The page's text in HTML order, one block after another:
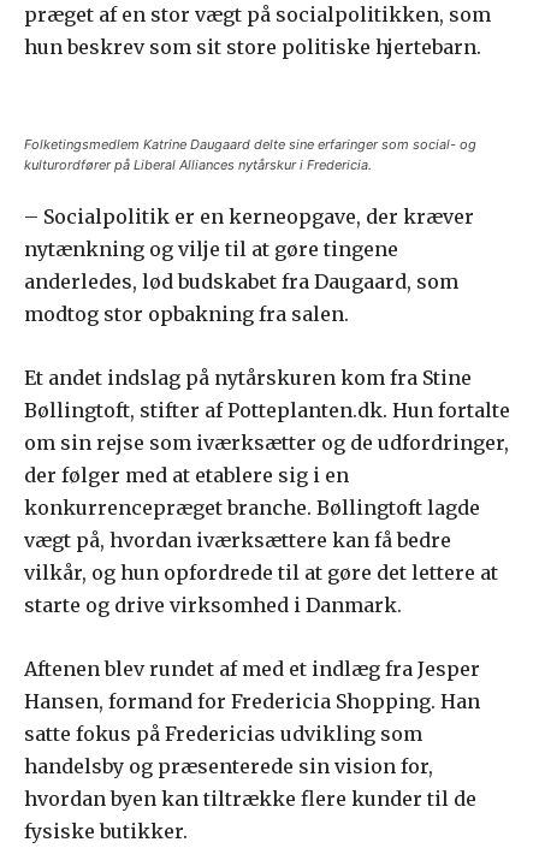
præget af en stor vægt på socialpolitikken, som
hun beskrev som sit store politiske hjertebarn.
Folketingsmedlem Katrine Daugaard delte sine erfaringer som social- og
kulturordfører på Liberal Alliances nytårskur i Fredericia.
– Socialpolitik er en kerneopgave, der kræver
nytænkning og vilje til at gøre tingene
anderledes, lød budskabet fra Daugaard, som
modtog stor opbakning fra salen.
Et andet indslag på nytårskuren kom fra Stine
Bøllingtoft, stifter af Potteplanten.dk. Hun fortalte
om sin rejse som iværksætter og de udfordringer,
der følger med at etablere sig i en
konkurrencepræget branche. Bøllingtoft lagde
vægt på, hvordan iværksættere kan få bedre
vilkår, og hun opfordrede til at gøre det lettere at
starte og drive virksomhed i Danmark.
Aftenen blev rundet af med et indlæg fra Jesper
Hansen, formand for Fredericia Shopping. Han
satte fokus på Fredericias udvikling som
handelsby og præsenterede sin vision for,
hvordan byen kan tiltrække flere kunder til de
fysiske butikker.